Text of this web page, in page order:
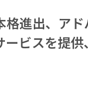
スポーツ
地域
進出、ア
ビスを提